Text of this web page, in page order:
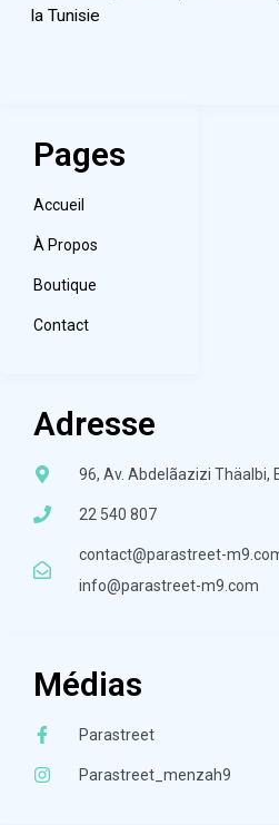
la Tunisie
Pages
Accueil
À Propos
Boutique
Contact
Adresse
96, Av. Abdelãazizi Thäalbi,
22 540 807
contact@parastreet-
info@parastreet-m9.com
Médias
Parastreet
Parastreet_menzah9